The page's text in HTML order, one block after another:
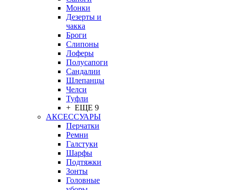
Монки
Дезерты и
чакка
Броги
Слипоны
Лоферы
Полусапоги
Сандалии
Шлепанцы
Челси
Туфли
+ ЕЩЕ 9
АКСЕССУАРЫ
Перчатки
Ремни
Галстуки
Шарфы
Подтяжки
Зонты
Головные